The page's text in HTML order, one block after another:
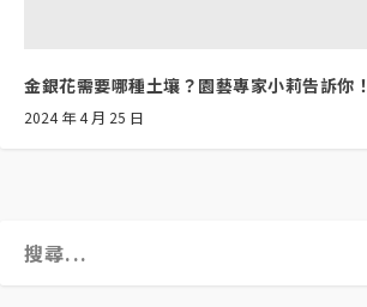
金銀花需要哪種土壤？園藝專家小莉告訴你！
2024 年 4 月 25 日